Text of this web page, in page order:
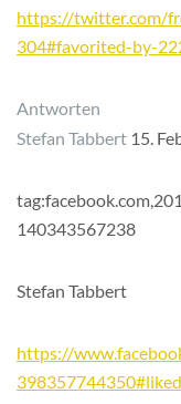
https://twitter.com/
304#favorited-by-
Antworten
Stefan Tabbert 15.
140343567238
Stefan Tabbert
https://